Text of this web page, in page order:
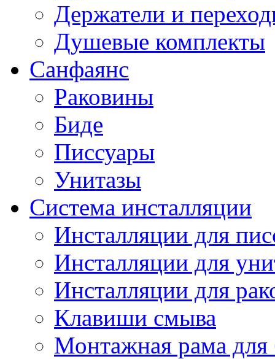
Держатели и
Душевые комплекты
Санфаянс
Раковины
Биде
Писсуары
Унитазы
Система инсталляции
Инсталляции для
Инсталляции для
Инсталляции для
Клавиши смыва
Монтажная рама для